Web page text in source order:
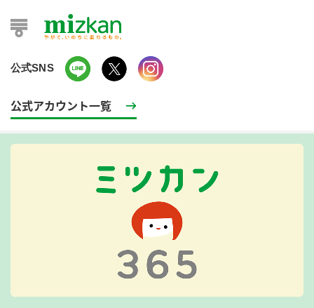
公式SNS
公式アカウント一覧